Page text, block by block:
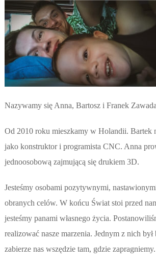
Nazywamy się Anna, Bartosz i Franek
Od 2010 roku mieszkamy w Holandii. Bartek
jako konstruktor i programista CNC. Anna
jednoosobową zajmującą się drukiem 3D.
Jesteśmy osobami pozytywnymi,
obranych celów. W końcu Świat stoi przed
jesteśmy panami własnego życia.
realizować nasze marzenia. Jednym z nich
zabierze nas wszędzie tam, gdzie zapragniemy.